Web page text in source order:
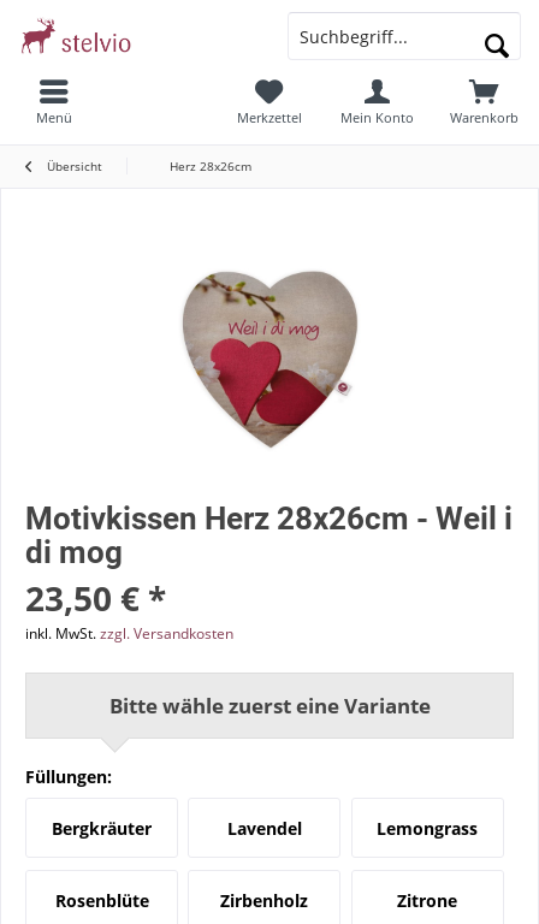
Menü Warenkorb
Merkzettel Mein Konto
Übersicht Herz 28x26cm
Motivkissen Herz 28x26cm - Weil i
di mog
23,50 € *
inkl. MwSt.zzgl. Versandkosten
Bitte wähle zuerst eine Variante
Füllungen:
Bergkräuter Lavendel Lemongrass
Rosenblüte Zirbenholz Zitrone